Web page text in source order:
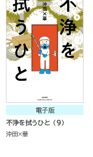
電子版
不浄を拭うひと （9）
沖田×華